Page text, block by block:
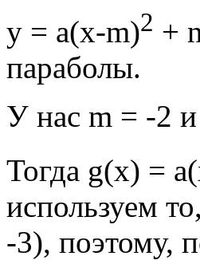
y = a(x-m)2 +
параболы.
У нас m = -2
Тогда g(x) =
используем
-3), поэтому,